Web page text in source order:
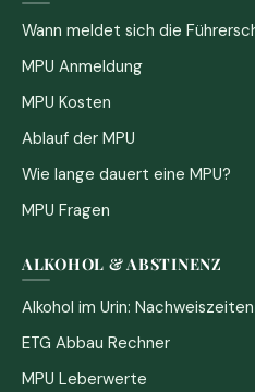
Wann meldet sich die
MPU Anmeldung
MPU Kosten
Ablauf der MPU
Wie lange dauert eine MPU?
MPU Fragen
ALKOHOL & ABSTINENZ
Alkohol im Urin: Nachweiszeiten
ETG Abbau Rechner
MPU Leberwerte